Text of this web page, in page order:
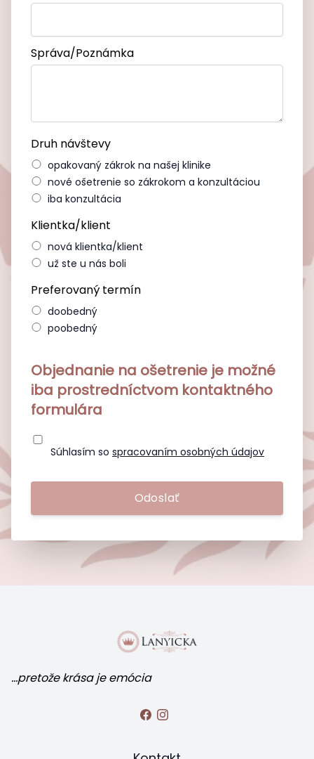
Správa/Poznámka
Druh návštevy
opakovaný zákrok na našej klinike
nové ošetrenie so zákrokom a konzultáciou
iba konzultácia
Klientka/klient
nová klientka/klient
už ste u nás boli
Preferovaný termín
doobedný
poobedný
Objednanie na ošetrenie je možné
iba prostredníctvom kontaktného
formulára
Súhlasím so spracovaním osobných údajov
Odoslať
...pretože krása je emócia